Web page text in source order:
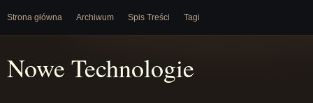
Strona główna Archiwum Spis Treści Tagi
Nowe Technologie